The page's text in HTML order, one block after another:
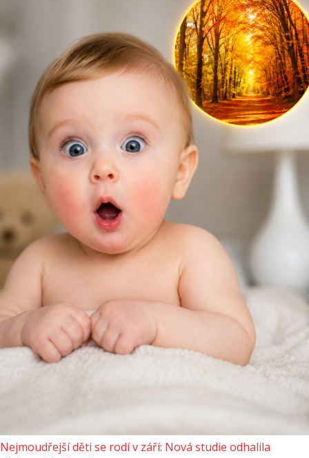
Nejmoudřejší děti se rodí v září: Nová studie odhalila